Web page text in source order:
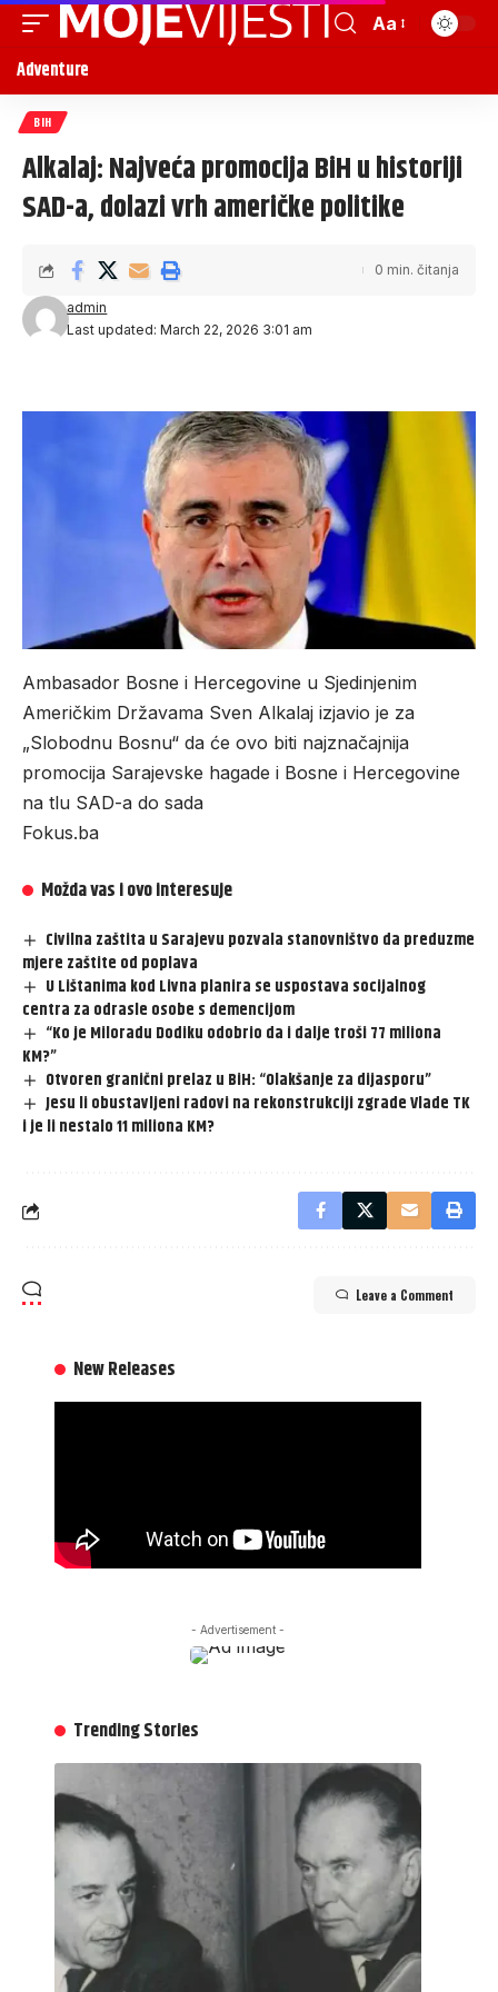
Aa
Adventure
BIH
Alkalaj: Najveća promocija BiH u historiji
SAD-a, dolazi vrh američke politike
Last updated: March 22, 2026 3:01 am
admin
0 min. čitanja
Ambasador Bosne i Hercegovine u Sjedinjenim
Američkim Državama Sven Alkalaj izjavio je za
„Slobodnu Bosnu“ da će ovo biti najznačajnija
promocija Sarajevske hagade i Bosne i Hercegovine
na tlu SAD-a do sada
Fokus.ba
Možda vas i ovo interesuje
Civilna zaštita u Sarajevu pozvala stanovništvo da preduzme
mjere zaštite od poplava
U Lištanima kod Livna planira se uspostava socijalnog
centra za odrasle osobe s demencijom
“Ko je Miloradu Dodiku odobrio da i dalje troši 77 miliona
KM?”
Otvoren granični prelaz u BiH: “Olakšanje za dijasporu”
Jesu li obustavljeni radovi na rekonstrukciji zgrade Vlade TK
i je li nestalo 11 miliona KM?
Leave a Comment
New Releases
- Advertisement -
Trending Stories